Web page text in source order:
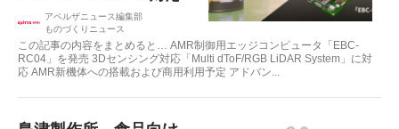
アペルザニュース編集部
ものづくりニュース
この記事の内容をまとめると… AMR制御用エッジコンピュータ「EBC-
RC04」を発売 3Dセンシング対応「Multi dToF/RGB LiDAR System」に対
応 AMR新機体への搭載および商用利用予定 アドバン...